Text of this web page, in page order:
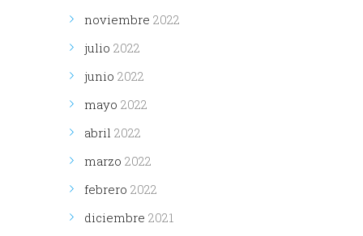
noviembre 2022
julio 2022
junio 2022
mayo 2022
abril 2022
marzo 2022
febrero 2022
diciembre 2021